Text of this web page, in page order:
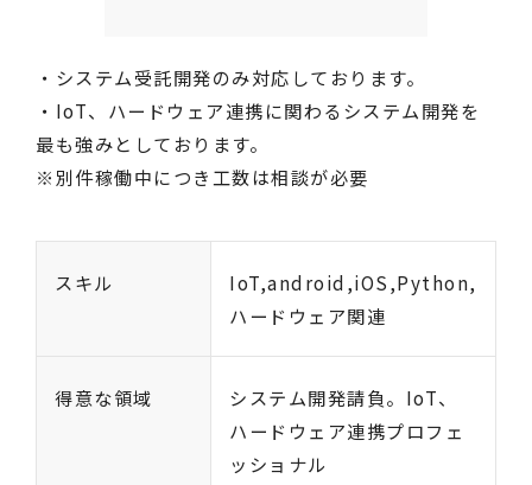
・システム受託開発のみ対応しております。
・IoT、ハードウェア連携に関わるシステム開発を
最も強みとしております。
※別件稼働中につき工数は相談が必要
スキル
IoT,android,iOS,Python,
ハードウェア関連
得意な領域
システム開発請負。IoT、
ハードウェア連携プロフェ
ッショナル